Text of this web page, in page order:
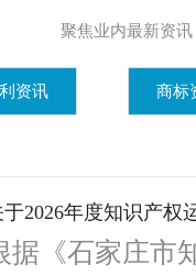
聚焦业内最新资
资讯 商标
于2026年度知识产权
据《石家庄市